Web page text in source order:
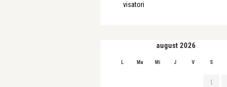
visatori
august 2026
L Ma Mi J V S
1